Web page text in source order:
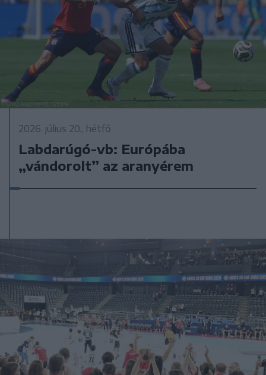
2026. július 20., hétfő
Labdarúgó-vb: Európába
„vándorolt” az aranyérem